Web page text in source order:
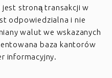
jest stroną transakcji w
odpowiedzialna i nie
walut we wskazanych
baza kantorów
informacyjny.